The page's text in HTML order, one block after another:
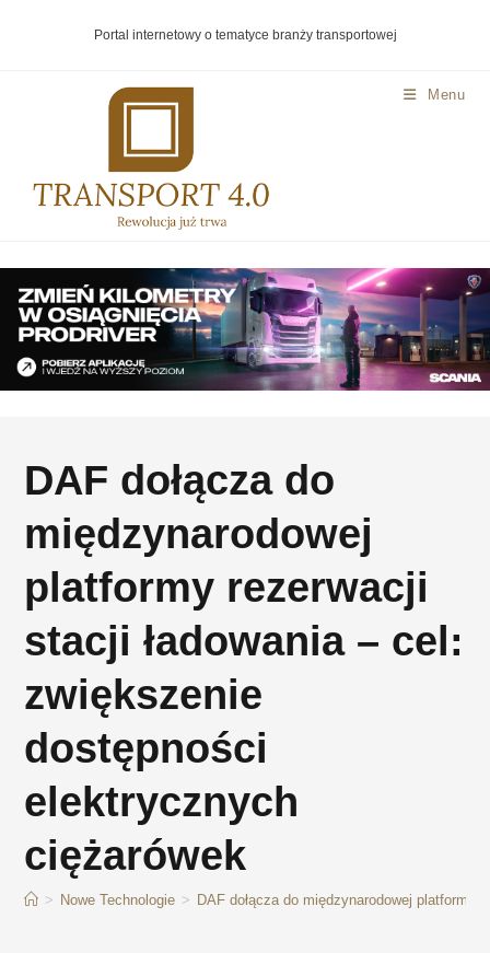
Portal internetowy o tematyce branży transportowej
Menu
DAF dołącza do
międzynarodowej
platformy rezerwacji
stacji ładowania – cel:
zwiększenie
dostępności
elektrycznych
ciężarówek
> Nowe Technologie > DAF dołącza do międzynarodowej